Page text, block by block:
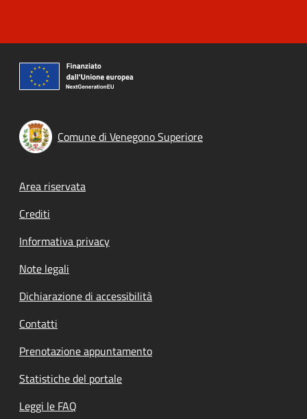
Comune di Venegono Superiore
Footer menu
Area riservata
Crediti
Informativa privacy
Note legali
Dichiarazione di accessibilità
Contatti
Prenotazione appuntamento
Statistiche del portale
Leggi le FAQ